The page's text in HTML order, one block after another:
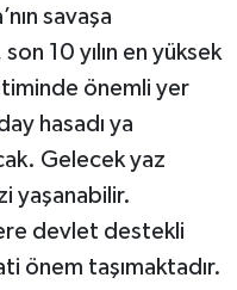
savaşa
10 yılın en yüksek
önemli yer
hasadı ya
Gelecek yaz
yaşanabilir.
devlet destekli
önem taşımaktadır.